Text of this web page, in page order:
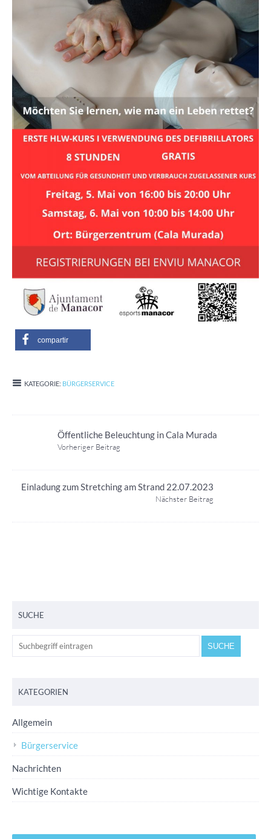
compartir
KATEGORIE: BÜRGERSERVICE
Öffentliche Beleuchtung in Cala Murada
Vorheriger Beitrag
Einladung zum Stretching am Strand 22.07.2023
Nächster Beitrag
SUCHE
KATEGORIEN
Allgemein
Bürgerservice
Nachrichten
Wichtige Kontakte